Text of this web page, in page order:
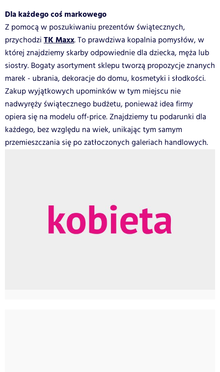
Dla każdego coś markowego
Z pomocą w poszukiwaniu prezentów świątecznych,
przychodzi TK Maxx. To prawdziwa kopalnia pomysłów, w
której znajdziemy skarby odpowiednie dla dziecka, męża lub
siostry. Bogaty asortyment sklepu tworzą propozycje znanych
marek - ubrania, dekoracje do domu, kosmetyki i słodkości.
Zakup wyjątkowych upominków w tym miejscu nie
nadwyręży świątecznego budżetu, ponieważ idea firmy
opiera się na modelu off-price. Znajdziemy tu podarunki dla
każdego, bez względu na wiek, unikając tym samym
przemieszczania się po zatłoczonych galeriach handlowych.